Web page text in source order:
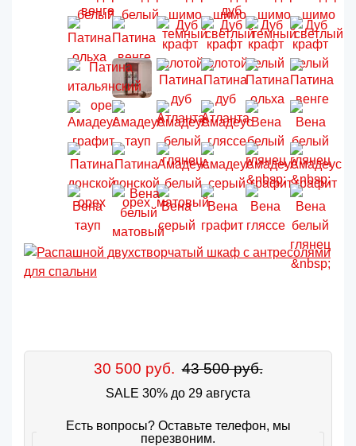
30 500 руб. 43 500 руб.
SALE 30% до 29 августа
Есть вопросы? Оставьте телефон, мы
перезвоним.